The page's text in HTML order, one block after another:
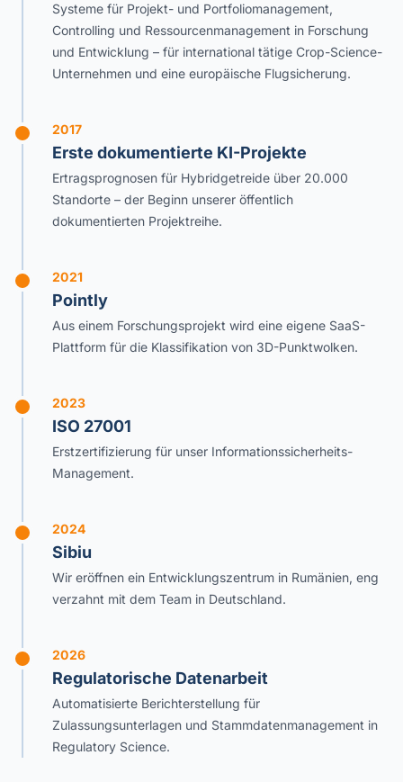
Systeme für Projekt- und Portfoliomanagement,
Controlling und Ressourcenmanagement in Forschung
und Entwicklung – für international tätige Crop-Science-
Unternehmen und eine europäische Flugsicherung.
2017
Erste dokumentierte KI-Projekte
Ertragsprognosen für Hybridgetreide über 20.000
Standorte – der Beginn unserer öffentlich
dokumentierten Projektreihe.
2021
Pointly
Aus einem Forschungsprojekt wird eine eigene SaaS-
Plattform für die Klassifikation von 3D-Punktwolken.
2023
ISO 27001
Erstzertifizierung für unser Informationssicherheits-
Management.
2024
Sibiu
Wir eröffnen ein Entwicklungszentrum in Rumänien, eng
verzahnt mit dem Team in Deutschland.
2026
Regulatorische Datenarbeit
Automatisierte Berichterstellung für
Zulassungsunterlagen und Stammdatenmanagement in
Regulatory Science.